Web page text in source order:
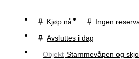
Kjøp nå
Ingen
Avsluttes i dag
Objekt Stammevåpen og